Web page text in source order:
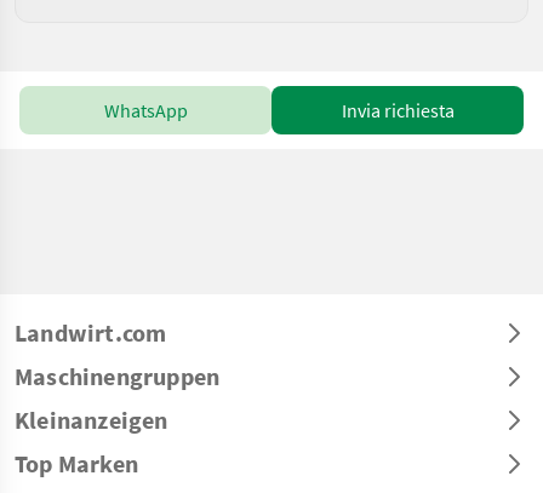
WhatsApp Invia richiesta
Landwirt.com
Maschinengruppen
Kleinanzeigen
Top Marken